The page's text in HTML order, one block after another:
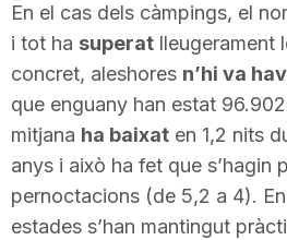
a
En el cas dels càmpings, el
i tot ha superat lleugerament
concret, aleshores n’hi va
que enguany han estat
mitjana ha baixat en 1,2 nits
anys i això ha fet que s’hagin
pernoctacions (de 5,2 a 4).
estades s’han mantingut